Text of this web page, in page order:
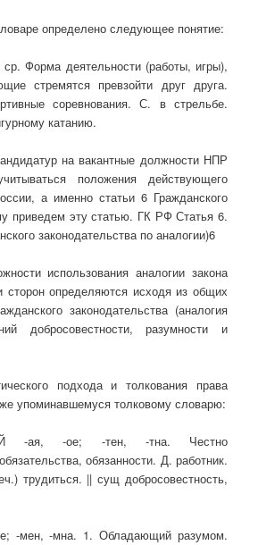
определено следующее понятие:
Форма деятельности (работы, игры),
стремятся превзойти друг друга.
соревнования. С. в стрельбе.
катанию.
на вакантные должности НПР
положения действующего
а именно статьи 6 Гражданского
приведем эту статью. ГК РФ Статья 6.
законодательства по аналогии)6
использования аналогии закона
сторон определяются исходя из общих
законодательства (аналогия
добросовестности, разумности и
подхода и толкования права
упоминавшемуся толковому словарю:
-ая, -ое; -тен, -тна. Честно
обязанности. Д. работник.
трудиться. || сущ добросовестность,
-мен, -мна. 1. Обладающий разумом.